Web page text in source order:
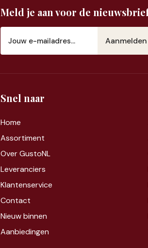
Meld je aan voor de
mailadres
Snel naar
Home
Assortiment
Over GustoNL
Leveranciers
Klantenservice
Contact
Nieuw binnen
Aanbiedingen